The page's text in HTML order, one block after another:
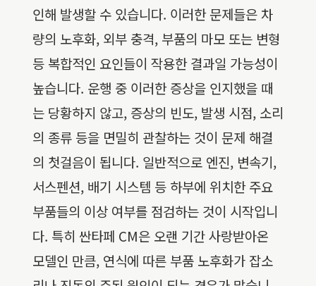
인해 발생할 수 있습니다. 이러한 문제들은 차
량의 노후화, 외부 충격, 부품의 마모 또는 변형
등 복합적인 요인들이 작용한 결과일 가능성이
높습니다. 운행 중 이러한 증상을 인지했을 때
는 당황하지 않고, 증상의 빈도, 발생 시점, 소리
의 종류 등을 면밀히 관찰하는 것이 문제 해결
의 첫걸음이 됩니다. 일반적으로 엔진, 변속기,
서스펜션, 배기 시스템 등 하부에 위치한 주요
부품들의 이상 여부를 점검하는 것이 시작입니
다. 특히 싼타페 CM은 오랜 기간 사랑받아온
모델인 만큼, 연식에 따른 부품 노후화가 잡소